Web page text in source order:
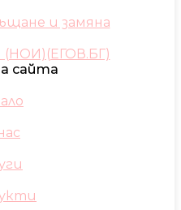
и замяна
(НОИ)(ЕГОВ.БГ)
сайта